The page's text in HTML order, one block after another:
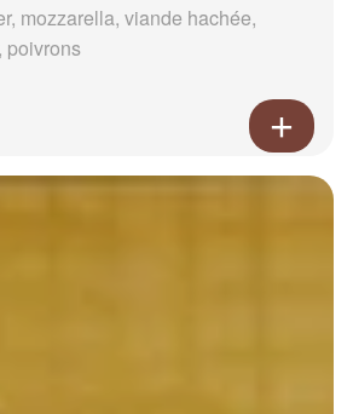
mozzarella, viande hachée,
poivrons